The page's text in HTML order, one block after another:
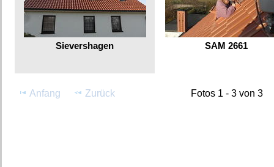
Sievershagen SAM 2661
Anfang Zurück Fotos 1 - 3 von 3